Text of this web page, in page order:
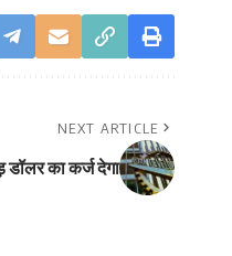
NEXT ARTICLE
डॉलर का कर्ज देगा